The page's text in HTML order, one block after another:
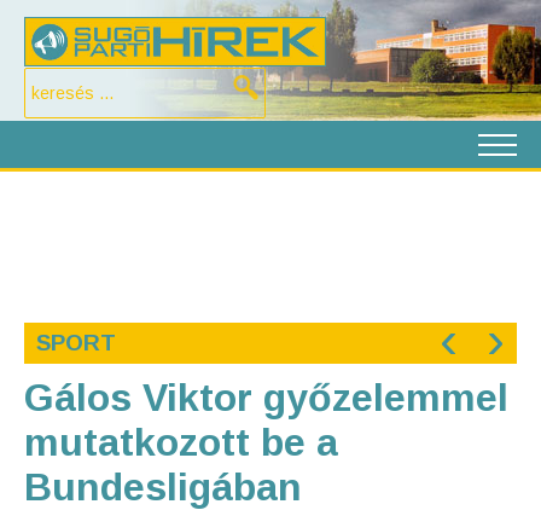
SPORT ‹ ›
Gálos Viktor győzelemmel
mutatkozott be a
Bundesligában